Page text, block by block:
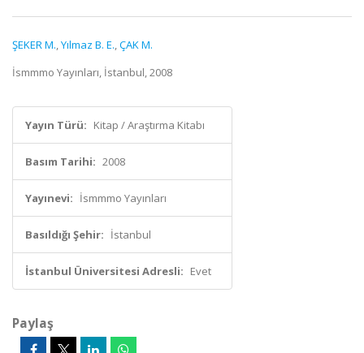
ŞEKER M.,Yılmaz B. E.,ÇAK M.
İsmmmo Yayınları, İstanbul, 2008
Yayın Türü: Kitap / Araştırma Kitabı
Basım Tarihi: 2008
Yayınevi: İsmmmo Yayınları
Basıldığı Şehir: İstanbul
İstanbul Üniversitesi Adresli: Evet
Paylaş